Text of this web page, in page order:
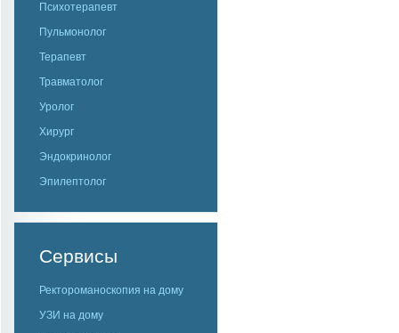
Психотерапевт
Пульмонолог
Терапевт
Травматолог
Уролог
Хирург
Эндокринолог
Эпилептолог
Сервисы
Ректороманоскопия на дому
УЗИ на дому